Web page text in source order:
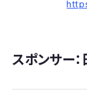
スポンサー